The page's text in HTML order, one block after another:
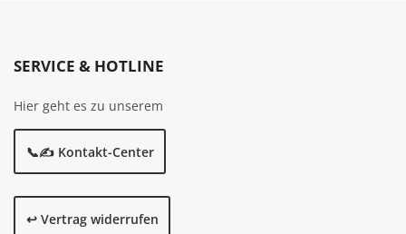
SERVICE & HOTLINE
Hier geht es zu unserem
📞✍️ Kontakt-Center
↩️ Vertrag widerrufen